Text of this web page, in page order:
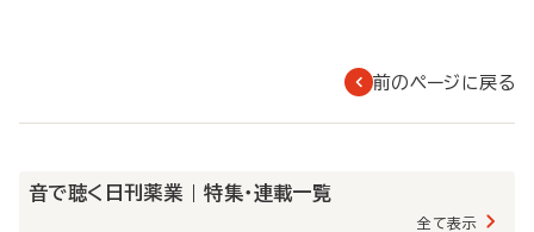
前のページに戻る
音で聴く日刊薬業 | 特集・連載一覧
全て表示